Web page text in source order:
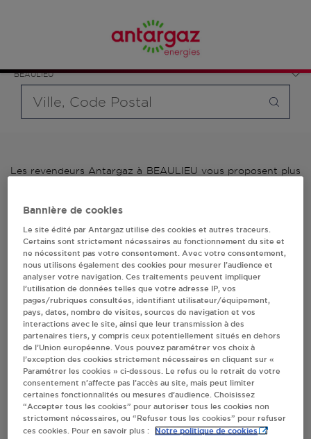
BEAULIEU
bouteille souhaité et le type de point de vente (revendeur /
distributeur automatique de bouteilles de gaz ou station GPL
carburant)
Les revendeurs Antargaz à BEAULIEU vous proposent plus
Antargaz à BEAULIEU, l'adresse, le numéro de téléphone de
votre stations GPL ou distributeurs de bouteilles de gaz.
1 revendeur(s) Antargaz
à BEAULIEU
Villes
GUERARD LEITICIA PRESSE BEAULIEU
3 B AVENUE DU STADE
34160BEAULIEU
Bannière de cookies
Le site édité par Antargaz utilise des cookies et autres traceurs.
Certains sont strictement nécessaires au fonctionnement du site et
ne nécessitent pas votre consentement. Avec votre consentement,
nous utilisons également des cookies pour mesurer l’audience et
analyser votre navigation. Ces traitements peuvent impliquer
l’utilisation de données telles que votre adresse IP, vos
pages/rubriques consultées, identifiant utilisateur/équipement,
pays, dates, nombre de visites, sources de navigation et vos
interactions avec le site, ainsi que leur transmission à des
partenaires tiers, y compris ceux potentiellement situés en dehors
de l’Union européenne. Vous pouvez paramétrer vos choix à
l’exception des cookies strictement nécessaires en cliquant sur «
Paramétrer les cookies » ci-dessous. Le refus ou le retrait de votre
consentement n’affecte pas l’accès au site, mais peut limiter
certaines fonctionnalités ou mesures d’audience. Choisissez
“Accepter tous les cookies” pour autoriser tous les cookies non
strictement nécessaires, ou “Refuser tous les cookies” pour refuser
ces cookies. Pour en savoir plus :
Notre politique de cookies